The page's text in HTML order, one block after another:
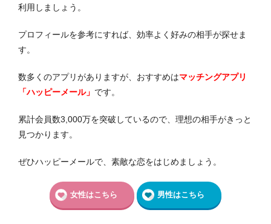
利用しましょう。
プロフィールを参考にすれば、効率よく好みの相手が探せま
す。
数多くのアプリがありますが、おすすめはマッチングアプリ
「ハッピーメール」 です。
累計会員数3,000万を突破しているので、理想の相手がきっと
見つかります。
ぜひハッピーメールで、素敵な恋をはじめましょう。
女性はこちら 男性はこちら